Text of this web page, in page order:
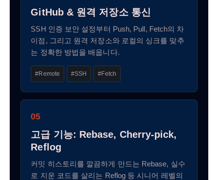
GitHub & 원격 저장소 통신
SSH 인증 보안 설정부터 Push, Pull, Fetch의 차
이점, 그리고 원격 저장소와 로컬의 싱크를 맞추
는 정확한 방법을 배웁니다.
#Remote #SSH #Fetch
05
고급 기능: Rebase, Cherry-pick,
Reflog
커밋 히스토리를 깔끔하게 만드는 Rebase, 실수
로 지운 코드를 살리는 Reflog 등 시니어 레벨의